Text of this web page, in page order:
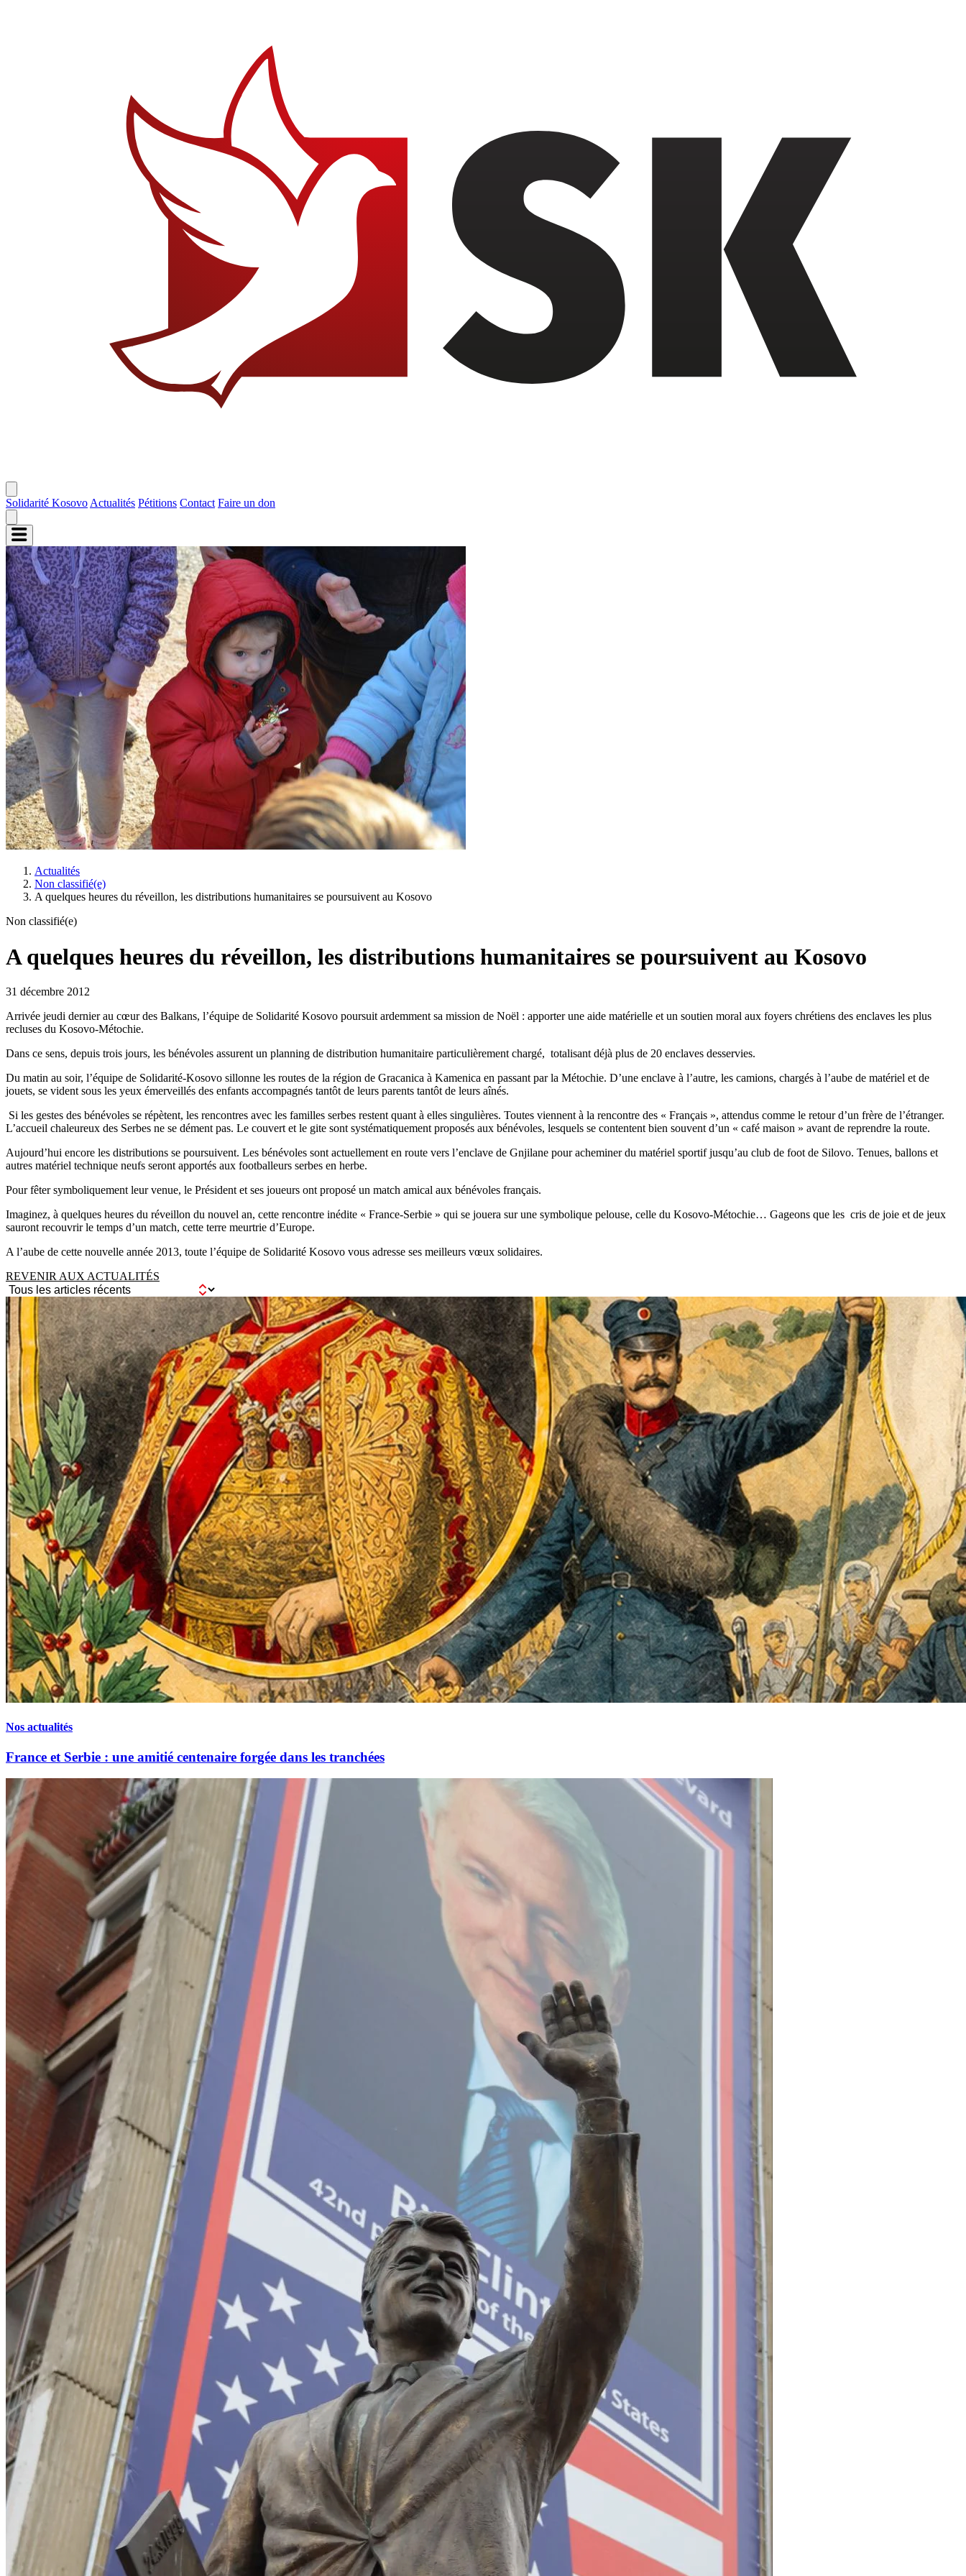
Solidarité Kosovo Actualités Pétitions Contact Faire un don
Actualités
Non classifié(e)
A quelques heures du réveillon, les distributions humanitaires se poursuivent au Kosovo
Non classifié(e)
A quelques heures du réveillon, les distributions humanitaires se poursuivent au Kosovo
31 décembre 2012
Arrivée jeudi dernier au cœur des Balkans, l’équipe de Solidarité Kosovo poursuit ardemment sa mission de Noël : apporter une aide matérielle et un soutien moral aux foyers chrétiens des enclaves les plus
recluses du Kosovo-Métochie.
Dans ce sens, depuis trois jours, les bénévoles assurent un planning de distribution humanitaire particulièrement chargé, totalisant déjà plus de 20 enclaves desservies.
Du matin au soir, l’équipe de Solidarité-Kosovo sillonne les routes de la région de Gracanica à Kamenica en passant par la Métochie. D’une enclave à l’autre, les camions, chargés à l’aube de matériel et de
jouets, se vident sous les yeux émerveillés des enfants accompagnés tantôt de leurs parents tantôt de leurs aînés.
Si les gestes des bénévoles se répètent, les rencontres avec les familles serbes restent quant à elles singulières. Toutes viennent à la rencontre des « Français », attendus comme le retour d’un frère de l’étranger.
L’accueil chaleureux des Serbes ne se dément pas. Le couvert et le gite sont systématiquement proposés aux bénévoles, lesquels se contentent bien souvent d’un « café maison » avant de reprendre la route.
Aujourd’hui encore les distributions se poursuivent. Les bénévoles sont actuellement en route vers l’enclave de Gnjilane pour acheminer du matériel sportif jusqu’au club de foot de Silovo. Tenues, ballons et
autres matériel technique neufs seront apportés aux footballeurs serbes en herbe.
Pour fêter symboliquement leur venue, le Président et ses joueurs ont proposé un match amical aux bénévoles français.
Imaginez, à quelques heures du réveillon du nouvel an, cette rencontre inédite « France-Serbie » qui se jouera sur une symbolique pelouse, celle du Kosovo-Métochie… Gageons que les cris de joie et de jeux
sauront recouvrir le temps d’un match, cette terre meurtrie d’Europe.
A l’aube de cette nouvelle année 2013, toute l’équipe de Solidarité Kosovo vous adresse ses meilleurs vœux solidaires.
REVENIR AUX ACTUALITÉS
Nos actualités
France et Serbie : une amitié centenaire forgée dans les tranchées